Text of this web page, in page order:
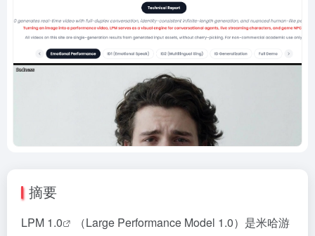
摘要
LPM 1.0
（Large Performance Model 1.0）是米哈游